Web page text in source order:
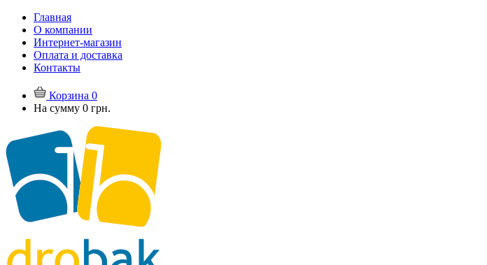
Главная
О компании
Интернет-магазин
Оплата и доставка
Контакты
Корзина 0
На сумму 0 грн.